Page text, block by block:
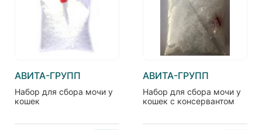
АВИТА-ГРУПП
Набор для сбора мочи у
кошек
АВИТА-ГРУПП
Набор для сбора мочи у
кошек с консервантом